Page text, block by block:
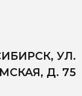
УЛ.
Д. 75